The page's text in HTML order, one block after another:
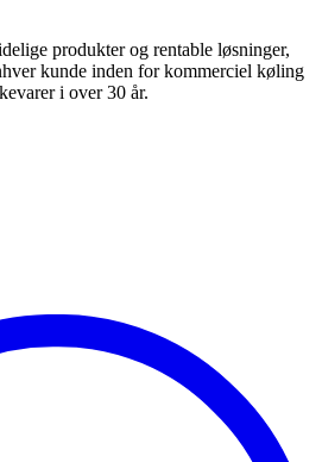
produkter og rentable løsninger,
kunde inden for kommerciel køling
i over 30 år.